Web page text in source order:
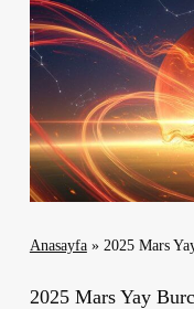
Anasayfa» 2025 Mars
2025 Mars Yay